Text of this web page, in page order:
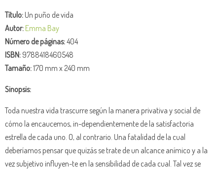
Título:Un puño de vida
Autor:Emma Bay
Número de páginas:404
ISBN:9788418460548
Tamaño:170 mm x 240 mm
Sinopsis:
Toda nuestra vida trascurre según la manera privativa y social de
cómo la encaucemos, in-dependientemente de la satisfactoria
estrella de cada uno. O, al contrario. Una fatalidad de la cual
deberíamos pensar que quizás se trate de un alcance anímico y a la
vez subjetivo influyen-te en la sensibilidad de cada cual. Tal vez se